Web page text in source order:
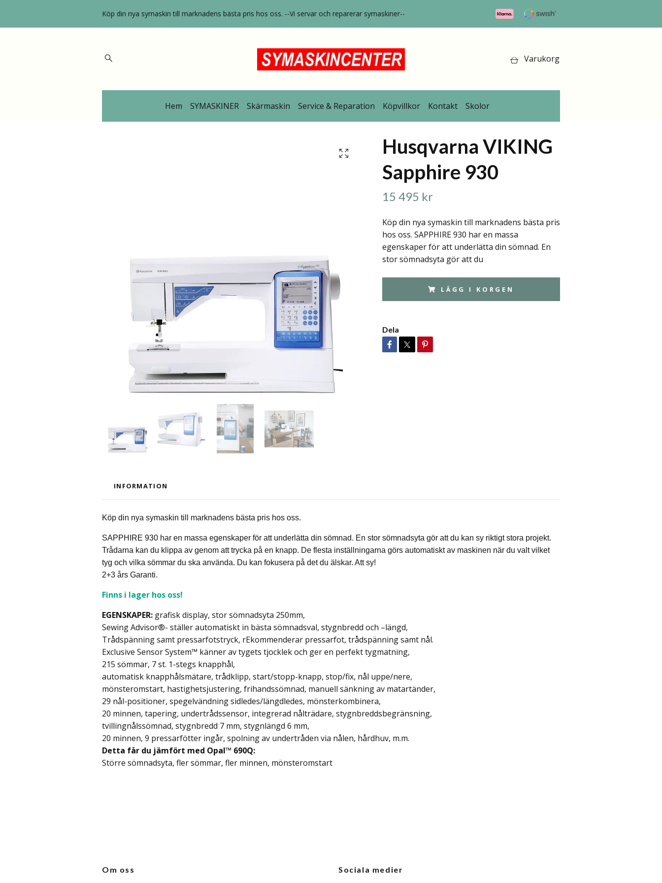
Köp din nya symaskin till marknadens bästa pris hos oss. --Vi servar och reparerar symaskiner--
Varukorg
Hem SYMASKINER Skärmaskin Service & Reparation Köpvillkor Kontakt Skolor
Husqvarna VIKING
Sapphire 930
15 495 kr
Köp din nya symaskin till marknadens bästa pris
hos oss. SAPPHIRE 930 har en massa
egenskaper för att underlätta din sömnad. En
stor sömnadsyta gör att du
LÄGG I KORGEN
Dela
INFORMATION
Köp din nya symaskin till marknadens bästa pris hos oss.
SAPPHIRE 930 har en massa egenskaper för att underlätta din sömnad. En stor sömnadsyta gör att du kan sy riktigt stora projekt.
Trådarna kan du klippa av genom att trycka på en knapp. De flesta inställningarna görs automatiskt av maskinen när du valt vilket
tyg och vilka sömmar du ska använda. Du kan fokusera på det du älskar. Att sy!
2+3 års Garanti.
Finns i lager hos oss!
EGENSKAPER: grafisk display, stor sömnadsyta 250mm,
Sewing Advisor®- ställer automatiskt in bästa sömnadsval, stygnbredd och –längd,
Trådspänning samt pressarfotstryck, rEkommenderar pressarfot, trådspänning samt nål.
Exclusive Sensor System™ känner av tygets tjocklek och ger en perfekt tygmatning,
215 sömmar, 7 st. 1-stegs knapphål,
automatisk knapphålsmätare, trådklipp, start/stopp-knapp, stop/fix, nål uppe/nere,
mönsteromstart, hastighetsjustering, frihandssömnad, manuell sänkning av matartänder,
29 nål-positioner, spegelvändning sidledes/längdledes, mönsterkombinera,
20 minnen, tapering, undertrådssensor, integrerad nålträdare, stygnbreddsbegränsning,
tvillingnålssömnad, stygnbredd 7 mm, stygnlängd 6 mm,
20 minnen, 9 pressarfötter ingår, spolning av undertråden via nålen, hårdhuv, m.m.
Detta får du jämfört med Opal™ 690Q:
Större sömnadsyta, fler sömmar, fler minnen, mönsteromstart
Om oss Sociala medier